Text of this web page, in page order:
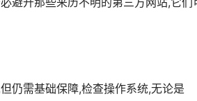
仍需基础保障,检查操作系统,无论是